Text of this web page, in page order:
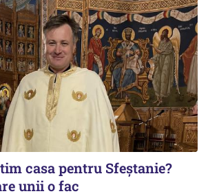
casa pentru Sfeștanie?
unii o fac